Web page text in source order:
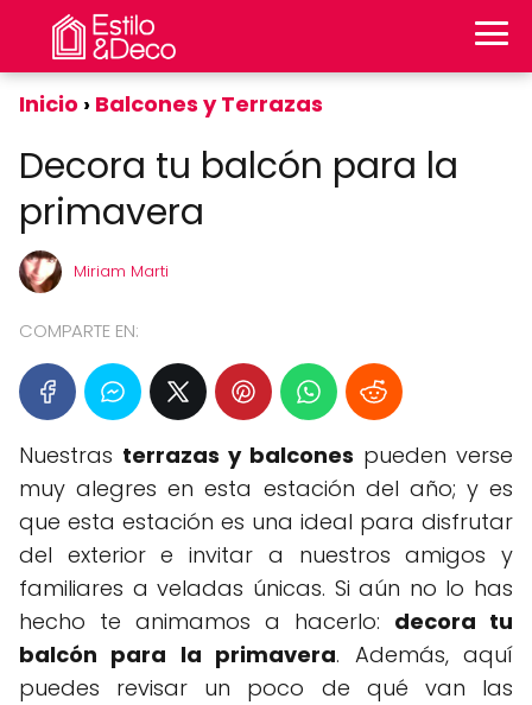
Inicio Balcones y Terrazas
Decora tu balcón para la
primavera
Miriam Marti
COMPARTE EN:
Nuestras terrazas y balcones pueden verse
muy alegres en esta estación del año; y es
que esta estación es una ideal para disfrutar
del exterior e invitar a nuestros amigos y
familiares a veladas únicas. Si aún no lo has
hecho te animamos a hacerlo: decora tu
balcón para la primavera. Además, aquí
puedes revisar un poco de qué van las